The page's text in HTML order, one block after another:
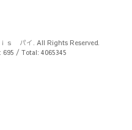
ｓ パイ . All Rights Reserved.
695 / Total: 4065345